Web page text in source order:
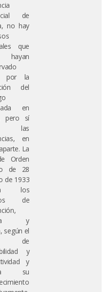
de
no hay
que
por la
del
en
pero sí
las
en
La
Orden
de 28
de 1933
los
de
y
según el
de
y
y
su